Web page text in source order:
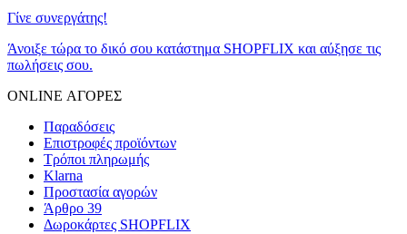
Γίνε συνεργάτης!
Άνοιξε τώρα το δικό σου κατάστημα SHOPFLIX και αύξησε τις
πωλήσεις σου.
ONLINE ΑΓΟΡΕΣ
Παραδόσεις
Επιστροφές προϊόντων
Τρόποι πληρωμής
Klarna
Προστασία αγορών
Άρθρο 39
Δωροκάρτες SHOPFLIX